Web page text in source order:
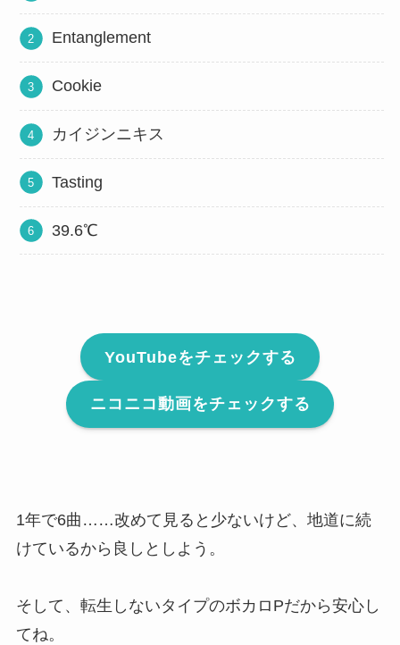
Entanglement
Cookie
カイジンニキス
Tasting
39.6℃
YouTubeをチェックする
ニコニコ動画をチェックする
1年で6曲……改めて見ると少ないけど、地道に続
けているから良しとしよう。
そして、転生しないタイプのボカロPだから安心し
てね。